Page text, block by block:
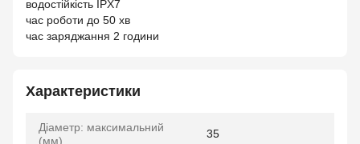
водостійкість IPX7
час роботи до 50 хв
час заряджання 2 години
Характеристики
Діаметр: максимальний
(мм)
35